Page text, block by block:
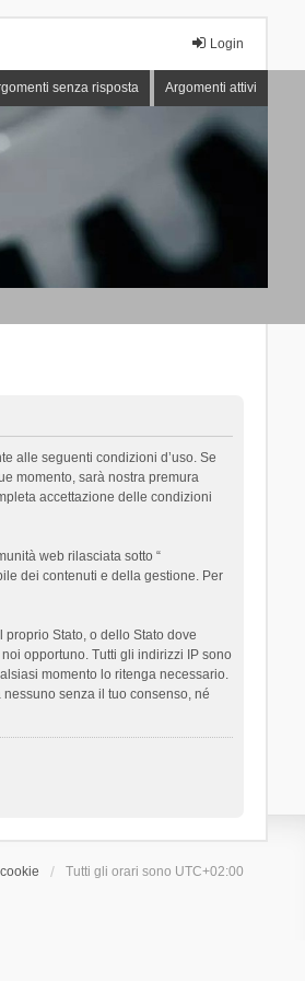
Login
senza risposta Argomenti attivi
alle seguenti condizioni d’uso. Se
momento, sarà nostra premura
accettazione delle condizioni
web rilasciata sotto “
dei contenuti e della gestione. Per
Stato, o dello Stato dove
opportuno. Tutti gli indirizzi IP sono
momento lo ritenga necessario.
senza il tuo consenso, né
Tutti gli orari sono UTC+02:00